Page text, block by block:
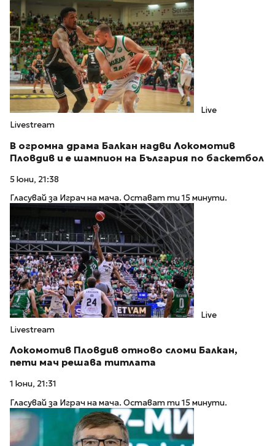
Live
Livestream
В огромна драма Балкан надви Локомотив
Пловдив и е шампион на България по баскетбол
5 юни, 21:38
Гласувай за Играч на мача. Остават ти 15 минути.
Live
Livestream
Локомотив Пловдив отново сломи Балкан,
пети мач решава титлата
1 юни, 21:31
Гласувай за Играч на мача. Остават ти 15 минути.